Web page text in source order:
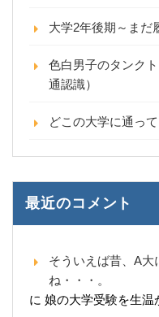
大学2年後期～まだ
色白男子のタンク
通認識）
どこの大学に通っ
最近のコメント
そういえば昔、A大
ね・・・。
に 娘の大学受験を生温